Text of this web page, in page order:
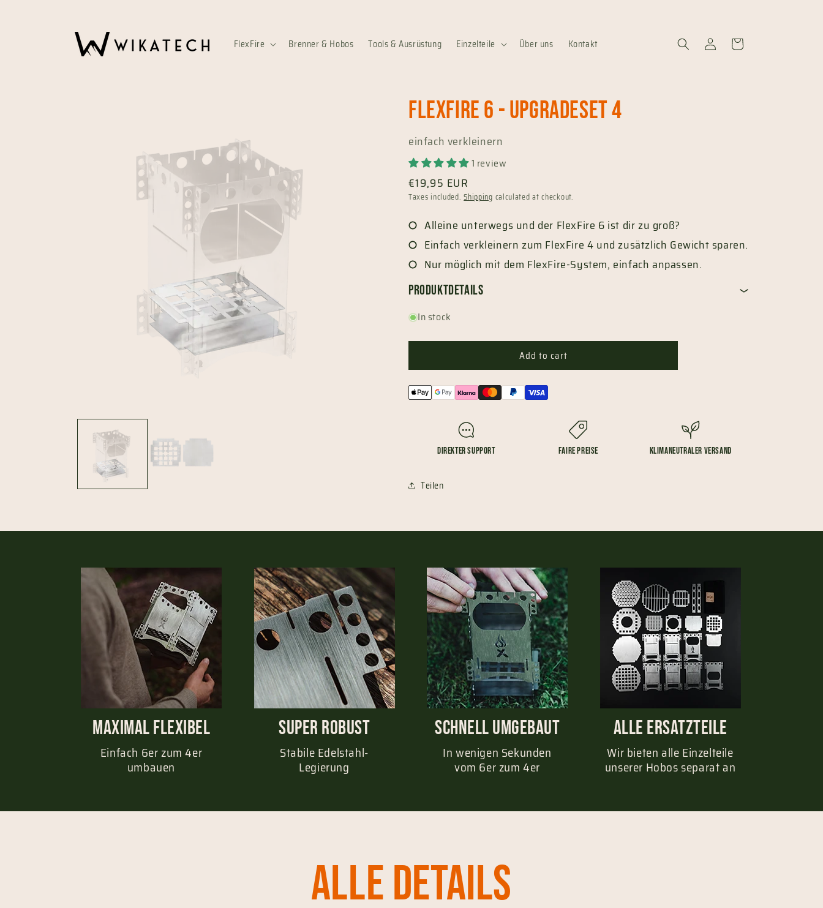
FlexFire Brenner & Hobos Tools & Ausrüstung Einzelteile Über uns Kontakt
Log
in
Cart
FlexFire 6 - Upgradeset 4
einfach verkleinern
1 review
Regular
price
€19,95 EUR
Taxes included.Shipping calculated at checkout.
Alleine unterwegs und der FlexFire 6 ist dir zu groß?
Einfach verkleinern zum FlexFire 4 und zusätzlich Gewicht sparen.
Nur möglich mit dem FlexFire-System, einfach anpassen.
Produktdetails
In stock
Add to cart
Payment
Direkter Support Faire Preise Klimaneutraler Versand
Teilen
Maximal Flexibel
Einfach 6er zum 4er
umbauen
Super Robust
Stabile Edelstahl-
Legierung
schnell umgebaut
In wenigen Sekunden
vom 6er zum 4er
Alle Ersatzteile
Wir bieten alle Einzelteile
unserer Hobos separat an
Alle Details